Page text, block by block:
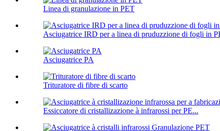
Linea di granulazione in PET
Asciugatrice IRD per a linea di pruduzzione di fogli in
Asciugatrice PA
Trituratore di fibre di scarto
Essiccatore di cristallizazione à infrarossi per PE...